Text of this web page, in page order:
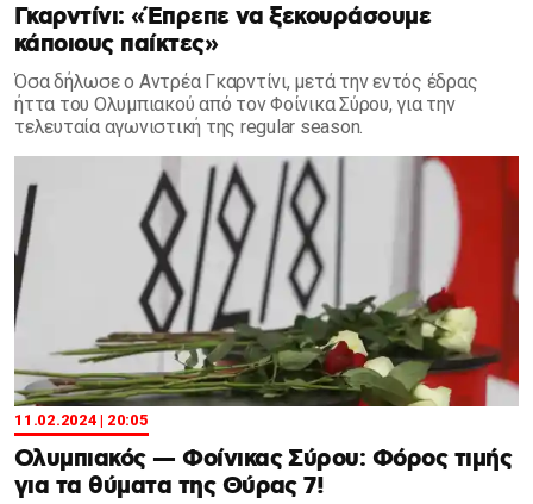
Γκαρντίνι: «Έπρεπε να ξεκουράσουμε
κάποιους παίκτες»
Όσα δήλωσε ο Αντρέα Γκαρντίνι, μετά την εντός έδρας
ήττα του Ολυμπιακού από τον Φοίνικα Σύρου, για την
τελευταία αγωνιστική της regular season.
11.02.2024 | 20:05
Ολυμπιακός — Φοίνικας Σύρου: Φόρος τιμής
για τα θύματα της Θύρας 7!